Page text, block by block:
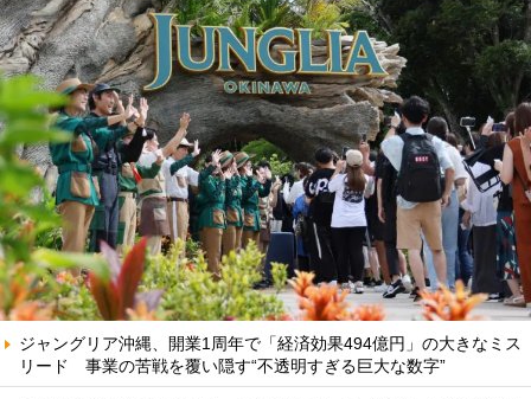
ジャングリア沖縄、開業1周年で「経済効果494億円」の大きなミス
リード 事業の苦戦を覆い隠す“不透明すぎる巨大な数字”